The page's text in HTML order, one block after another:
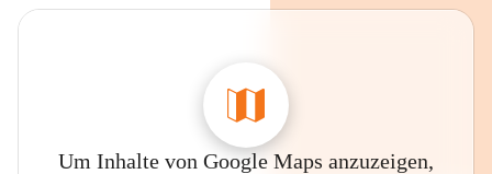
Um Inhalte von Google Maps anzuzeigen,